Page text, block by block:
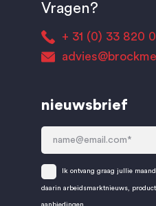
Vragen?
+ 31 (0) 33 820
nieuwsbrief
Ik ontvang graag jullie
daarin arbeidsmarktnieuws,